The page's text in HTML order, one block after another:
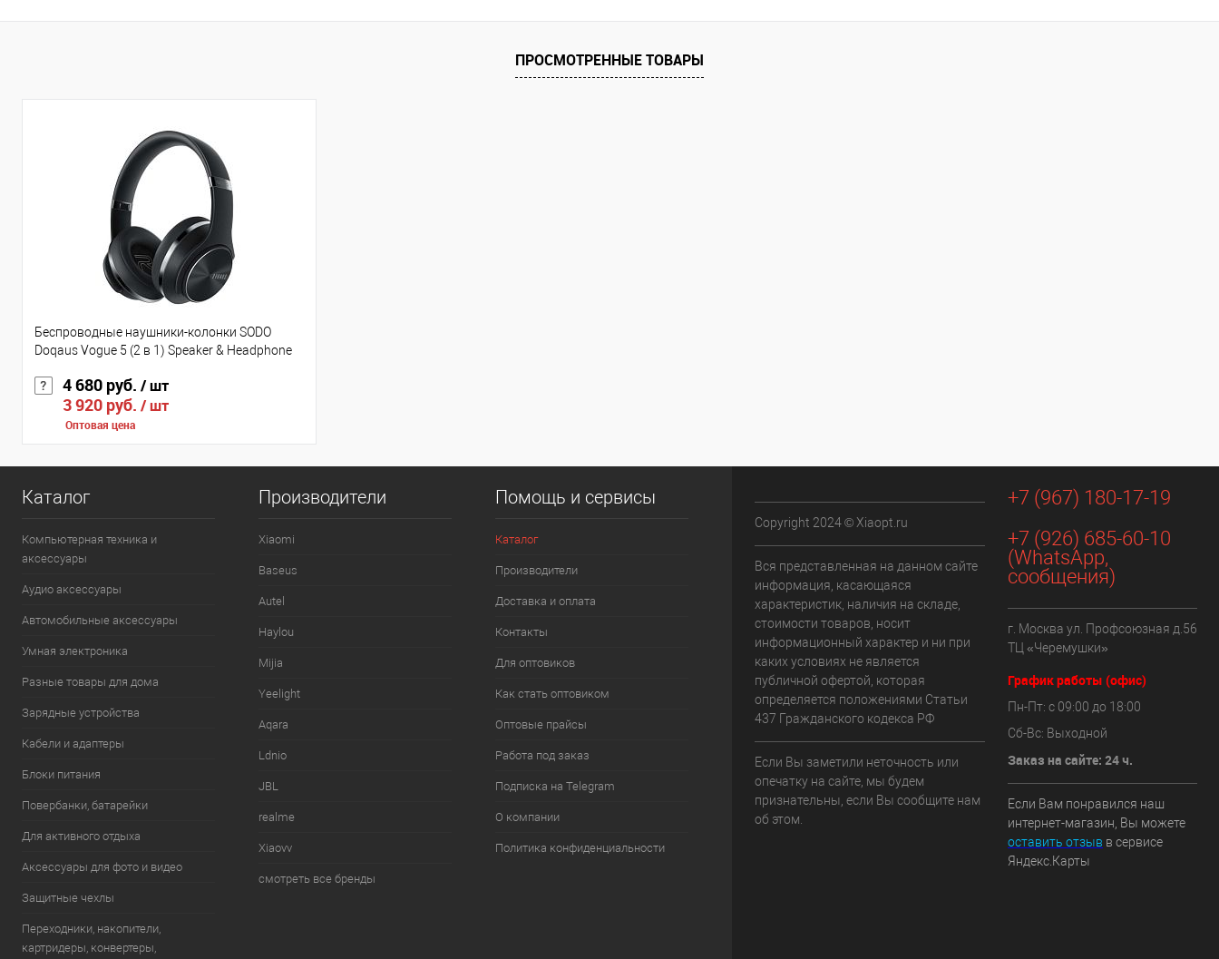
ПРОСМОТРЕННЫЕ ТОВАРЫ
Беспроводные наушники-колонки SODO
Doqaus Vogue 5 (2 в 1) Speaker & Headphone
4 680 руб. / шт
3 920 руб. / шт
Оптовая цена
Каталог
Компьютерная техника и
аксессуары
Аудио аксессуары
Автомобильные аксессуары
Умная электроника
Разные товары для дома
Зарядные устройства
Кабели и адаптеры
Блоки питания
Повербанки, батарейки
Для активного отдыха
Аксессуары для фото и видео
Защитные чехлы
Переходники, накопители,
картридеры, конвертеры,
Производители
Xiaomi
Baseus
Autel
Haylou
Mijia
Yeelight
Aqara
Ldnio
JBL
realme
Xiaovv
смотреть все бренды
Помощь и сервисы
Каталог
Производители
Доставка и оплата
Контакты
Для оптовиков
Как стать оптовиком
Оптовые прайсы
Работа под заказ
Подписка на Telegram
О компании
Политика конфиденциальности
Copyright 2024 © Xiaopt.ru
Вся представленная на данном сайте
информация, касающаяся
характеристик, наличия на складе,
стоимости товаров, носит
информационный характер и ни при
каких условиях не является
публичной офертой, которая
определяется положениями Статьи
437 Гражданского кодекса РФ
Если Вы заметили неточность или
опечатку на сайте, мы будем
признательны, если Вы сообщите нам
об этом.
+7 (967) 180-17-19
+7 (926) 685-60-10
(WhatsApp,
сообщения)
г. Москва ул. Профсоюзная д.56
ТЦ «Черемушки»
График работы (офис)
Пн-Пт: с 09:00 до 18:00
Сб-Вс: Выходной
Заказ на сайте: 24 ч.
Если Вам понравился наш
интернет-магазин, Вы можете
оставить отзыв в сервисе
Яндекс.Карты